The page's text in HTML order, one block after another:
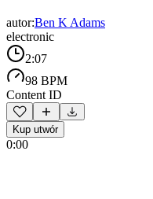
autor:Ben K Adams
electronic
2:07
98 BPM
Content ID
Kup utwór
0:00